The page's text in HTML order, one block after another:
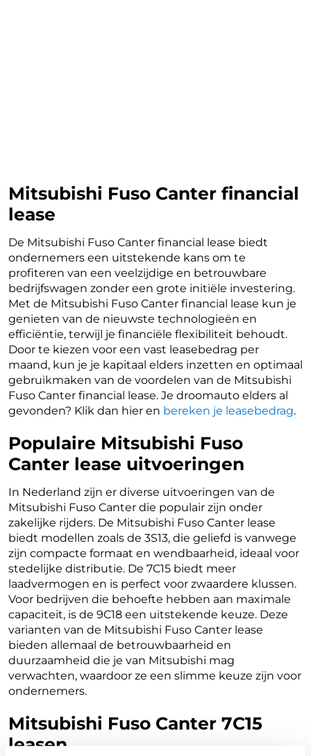
Mitsubishi Fuso Canter financial
lease
De Mitsubishi Fuso Canter financial lease biedt
ondernemers een uitstekende kans om te
profiteren van een veelzijdige en betrouwbare
bedrijfswagen zonder een grote initiële investering.
Met de Mitsubishi Fuso Canter financial lease kun je
genieten van de nieuwste technologieën en
efficiëntie, terwijl je financiële flexibiliteit behoudt.
Door te kiezen voor een vast leasebedrag per
maand, kun je je kapitaal elders inzetten en optimaal
gebruikmaken van de voordelen van de Mitsubishi
Fuso Canter financial lease. Je droomauto elders al
gevonden? Klik dan hier en bereken je leasebedrag.
Populaire Mitsubishi Fuso
Canter lease uitvoeringen
In Nederland zijn er diverse uitvoeringen van de
Mitsubishi Fuso Canter die populair zijn onder
zakelijke rijders. De Mitsubishi Fuso Canter lease
biedt modellen zoals de 3S13, die geliefd is vanwege
zijn compacte formaat en wendbaarheid, ideaal voor
stedelijke distributie. De 7C15 biedt meer
laadvermogen en is perfect voor zwaardere klussen.
Voor bedrijven die behoefte hebben aan maximale
capaciteit, is de 9C18 een uitstekende keuze. Deze
varianten van de Mitsubishi Fuso Canter lease
bieden allemaal de betrouwbaarheid en
duurzaamheid die je van Mitsubishi mag
verwachten, waardoor ze een slimme keuze zijn voor
ondernemers.
Mitsubishi Fuso Canter 7C15
leasen